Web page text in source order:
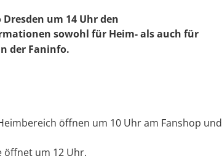
um 14 Uhr den
sowohl für Heim- als auch für
der Faninfo.
öffnen um 10 Uhr am Fanshop und
öffnet um 12 Uhr.